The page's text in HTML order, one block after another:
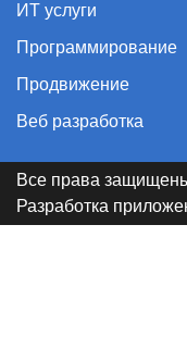
ИТ услуги
Программирование
Продвижение
Веб разработка
Все права
Разработка